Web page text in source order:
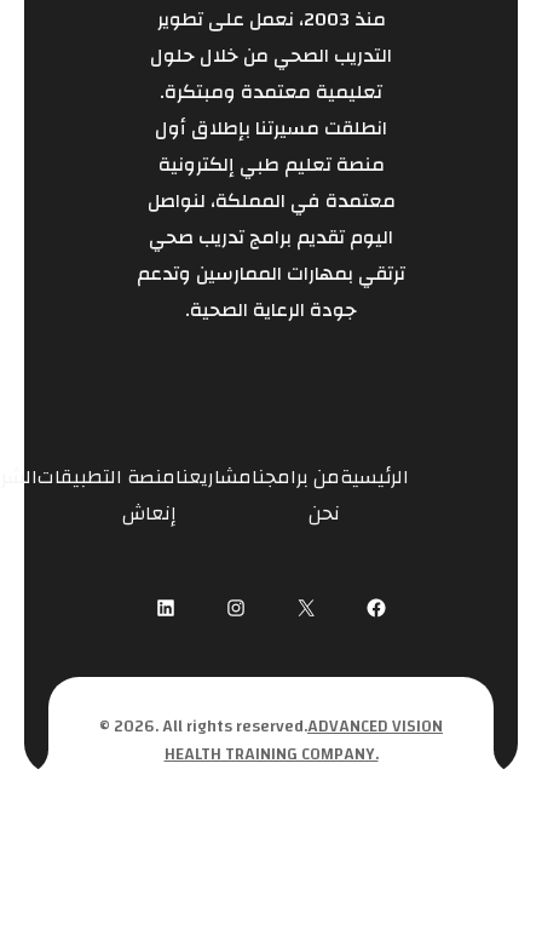
منذ 2003، نعمل على تطوير
التدريب الصحي من خلال حلول
تعليمية معتمدة ومبتكرة.
انطلقت مسيرتنا بإطلاق أول
منصة تعليم طبي إلكترونية
معتمدة في المملكة، لنواصل
اليوم تقديم برامج تدريب صحي
ترتقي بمهارات الممارسين وتدعم
جودة الرعاية الصحية.
الرئيسيةمن
نحن
برامجنامشاريعنامنصة
إنعاش
التطبيقات
Facebook
X
Instagram
LinkedIn
© 2026. All rights reserved.ADVANCED VISION
HEALTH TRAINING COMPANY.